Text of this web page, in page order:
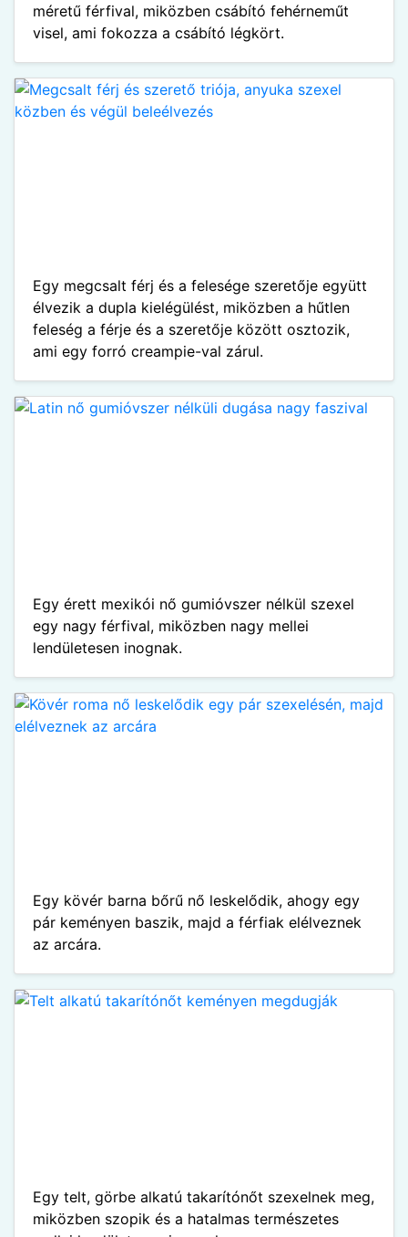
méretű férfival, miközben csábító fehérneműt
visel, ami fokozza a csábító légkört.
Egy megcsalt férj és a felesége szeretője együtt
élvezik a dupla kielégülést, miközben a hűtlen
feleség a férje és a szeretője között osztozik,
ami egy forró creampie-val zárul.
Egy érett mexikói nő gumióvszer nélkül szexel
egy nagy férfival, miközben nagy mellei
lendületesen inognak.
Egy kövér barna bőrű nő leskelődik, ahogy egy
pár keményen baszik, majd a férfiak elélveznek
az arcára.
Egy telt, görbe alkatú takarítónőt szexelnek meg,
miközben szopik és a hatalmas természetes